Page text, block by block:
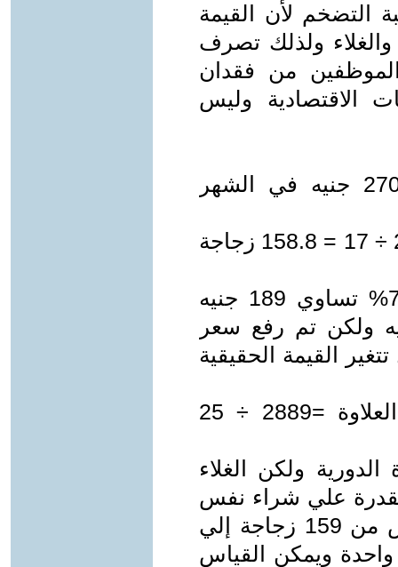
التضخم لأن القيمة
والغلاء ولذلك تصرف
من فقدان
الاقتصادية وليس
الحد الأدني للأجور في الحكومة 2700 جنيه في الشهر
معادل القيمة الحقيقية للأجور = 2700 ÷ 17 = 158.8 زجاجة
إذا حصل العامل علي علاوة دورية 7% تساوي 189 جنيه
أجره النقدي 2889 جنيه ولكن تم رفع سعر
25 جنيه فهل تتغير القيمة الحقيقية
معادل القيمة الحقيقية للأجور بعد العلاوة =2889 ÷ 25
الدورية ولكن الغلاء
علي شراء نفس
الكميات من السلع والخدمات ينخفض من 159 زجاجة إلي
واحدة ويمكن القياس